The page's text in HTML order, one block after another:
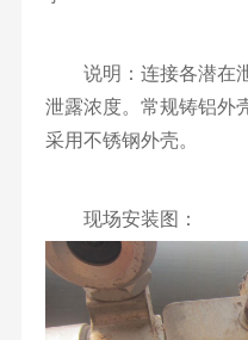
说明：连接各潜在
泄露浓度。常规铸铝外
采用不锈钢外壳。
现场安装图：